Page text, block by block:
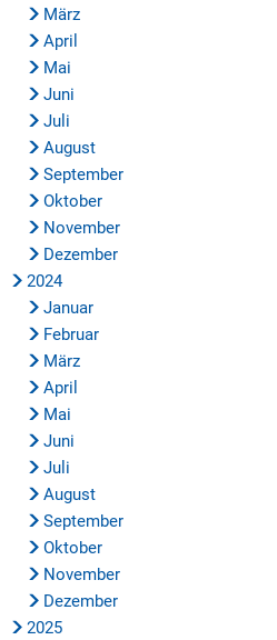
März
April
Mai
Juni
Juli
August
September
Oktober
November
Dezember
2024
Januar
Februar
März
April
Mai
Juni
Juli
August
September
Oktober
November
Dezember
2025